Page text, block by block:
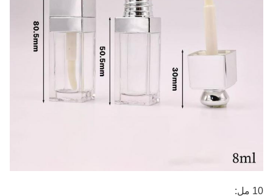
10 مل: